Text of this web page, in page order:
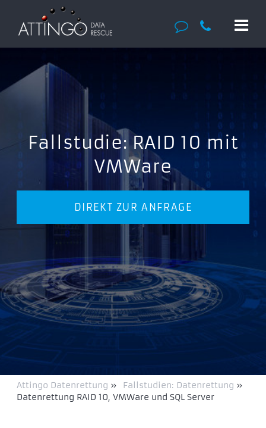
Fallstudie: RAID 10 mit
VMWare
DIREKT ZUR ANFRAGE
Attingo Datenrettung » Fallstudien: Datenrettung »
Datenrettung RAID 10, VMWare und SQL Server